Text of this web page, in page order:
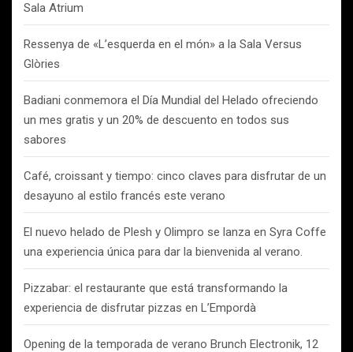
Sala Atrium
Ressenya de «L’esquerda en el món» a la Sala Versus
Glòries
Badiani conmemora el Día Mundial del Helado ofreciendo
un mes gratis y un 20% de descuento en todos sus
sabores
Café, croissant y tiempo: cinco claves para disfrutar de un
desayuno al estilo francés este verano
El nuevo helado de Plesh y Olimpro se lanza en Syra Coffe
una experiencia única para dar la bienvenida al verano.
Pizzabar: el restaurante que está transformando la
experiencia de disfrutar pizzas en L’Empordà
Opening de la temporada de verano Brunch Electronik, 12